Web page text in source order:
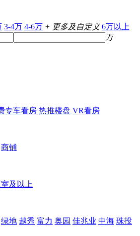
3-4万 4-6万 + 更多及自定义 6万以上
万
专车看房 热推楼盘 VR看房
商铺
及以上
绿地 越秀 富力 奥园 佳兆业 中海 珠投